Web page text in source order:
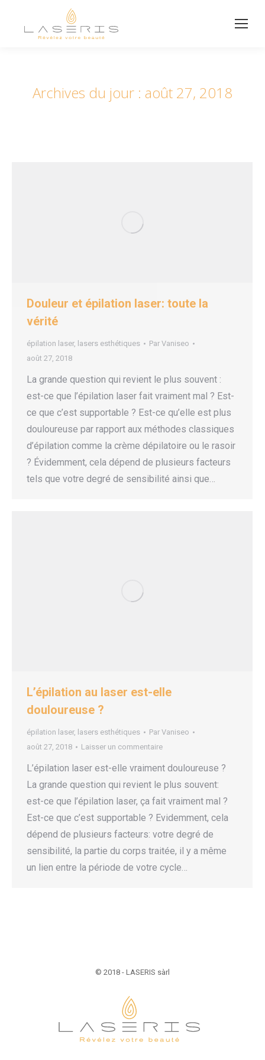
Archives du jour : août 27, 2018
Douleur et épilation laser: toute la
vérité
épilation laser, lasers esthétiques Par Vaniseo
août 27, 2018
La grande question qui revient le plus souvent :
est-ce que l’épilation laser fait vraiment mal ? Est-
ce que c’est supportable ? Est-ce qu’elle est plus
douloureuse par rapport aux méthodes classiques
d’épilation comme la crème dépilatoire ou le rasoir
? Évidemment, cela dépend de plusieurs facteurs
tels que votre degré de sensibilité ainsi que…
L’épilation au laser est-elle
douloureuse ?
épilation laser, lasers esthétiques Par Vaniseo
août 27, 2018
Laisser un commentaire
L’épilation laser est-elle vraiment douloureuse ?
La grande question qui revient le plus souvent:
est-ce que l’épilation laser, ça fait vraiment mal ?
Est-ce que c’est supportable ? Evidemment, cela
dépend de plusieurs facteurs: votre degré de
sensibilité, la partie du corps traitée, il y a même
un lien entre la période de votre cycle…
© 2018 - LASERIS sàrl